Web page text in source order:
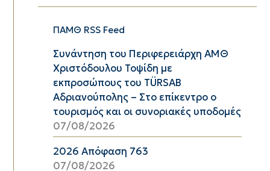
ΠΑΜΘ RSS Feed
Συνάντηση του Περιφερειάρχη ΑΜΘ
Χριστόδουλου Τοψίδη με
εκπροσώπους του TÜRSAB
Αδριανούπολης – Στο επίκεντρο ο
τουρισμός και οι συνοριακές υποδομές
07/08/2026
2026 Απόφαση 763
07/08/2026